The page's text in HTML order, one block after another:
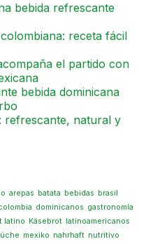
bebida refrescante
receta fácil
el partido con
bebida dominicana
refrescante, natural y
arepas batata bebidas brasil
dominicanos gastronomía
latino Käsebrot latinoamericanos
mexiko nahrhaft nutritivo